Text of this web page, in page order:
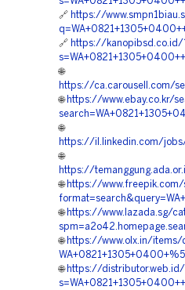
🔗 https://
🔗 https://kanopibsd.co.id/
🌐
https://ca.carousell.com/
🌐 https://www.ebay.co.kr/
🌐
https://il.linkedin.com/jobs/
🌐
https://
🌐 https://www.freepik.com/
🌐 https://www.lazada.sg/
🌐 https://www.olx.in/items/
🌐 https://distributor.web.id/